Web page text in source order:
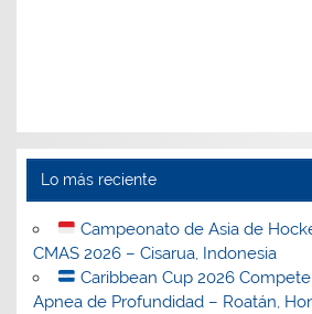
Lo más reciente
Campeonato de Asia de
CMAS 2026 – Cisarua, Indonesia
Caribbean Cup 2026
Apnea de Profundidad – Roatán,